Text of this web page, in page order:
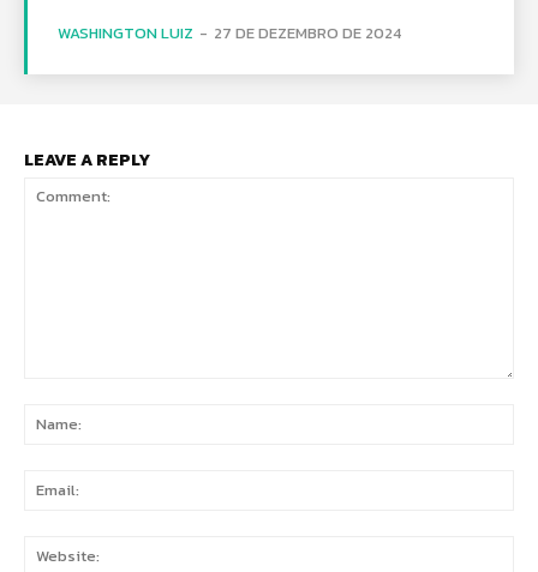
WASHINGTON LUIZ - 27 DE DEZEMBRO DE 2024
LEAVE A REPLY